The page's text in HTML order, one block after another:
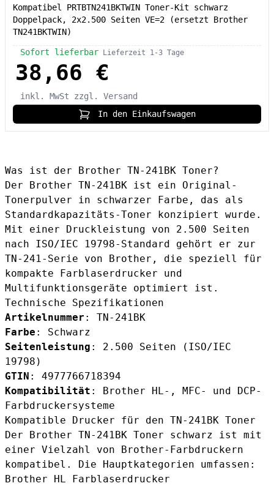
Kompatibel PRTBTN241BKTWIN Toner-Kit schwarz
Doppelpack, 2x2.500 Seiten VE=2 (ersetzt Brother
TN241BKTWIN)
Sofort lieferbar Lieferzeit 1-3 Tage
38,66 €
inkl. MwSt
zzgl. Versand
In den Einkaufswagen
Was ist der Brother TN-241BK Toner?
Der Brother TN-241BK ist ein Original-
Tonerpulver in schwarzer Farbe, das als
Standardkapazitäts-Toner konzipiert wurde.
Mit einer Druckleistung von 2.500 Seiten
nach ISO/IEC 19798-Standard gehört er zur
TN-241-Serie von Brother, die speziell für
kompakte Farblaserdrucker und
Multifunktionsgeräte optimiert ist.
Technische Spezifikationen
Artikelnummer : TN-241BK
Farbe : Schwarz
Seitenleistung : 2.500 Seiten (ISO/IEC
19798)
GTIN : 4977766718394
Kompatibilität : Brother HL-, MFC- und DCP-
Farbdruckersysteme
Kompatible Drucker für den TN-241BK Toner
Der Brother TN-241BK Toner schwarz ist mit
einer Vielzahl von Brother-Farbdruckern
kompatibel. Die Hauptkategorien umfassen:
Brother HL Farblaserdrucker